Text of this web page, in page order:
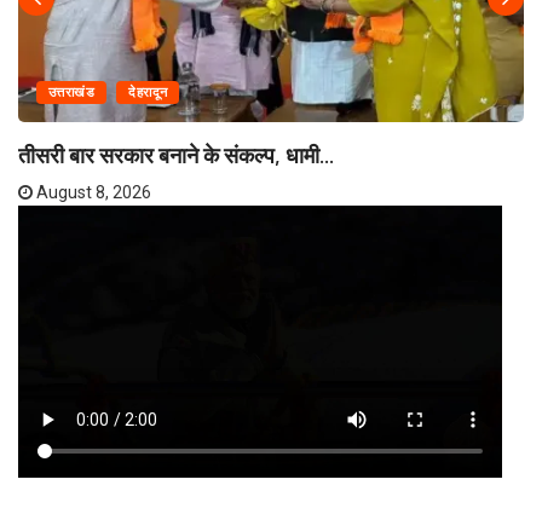
उत्तराखंड देहरादून
तीसरी बार सरकार बनाने के संकल्प, धामी...
August 8, 2026